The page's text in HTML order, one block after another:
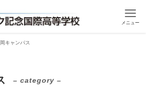
メニュー
キャンパス
– category –